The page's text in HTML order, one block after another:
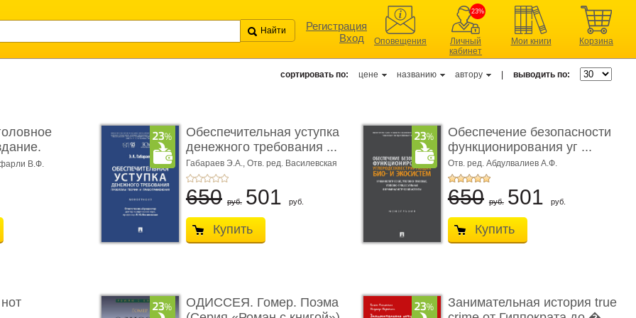
Регистрация
Вход
Оповещения
23%
Личный
кабинет
Мои книги Корзина
сортировать по: цене названию автору выводить по:
В.Ф.
Обеспечительная уступка
денежного требования ...
Габараев Э.А., Отв. ред. Василевская
Л.Ю.,вступ. сл. Каретина М.Г.
650 руб. 501 руб.
Купить
Обеспечение безопасности
функционирования уг ...
Отв. ред. Абдулвалиев А.Ф.
650 руб. 501 руб.
Купить
ОДИССЕЯ. Гомер. Поэма
Занимательная история true